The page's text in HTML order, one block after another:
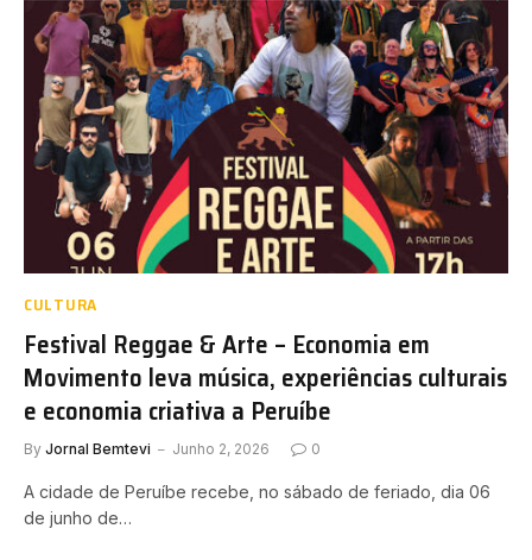
CULTURA
Festival Reggae & Arte – Economia em
Movimento leva música, experiências culturais
e economia criativa a Peruíbe
By Jornal Bemtevi Junho 2, 2026 0
A cidade de Peruíbe recebe, no sábado de feriado, dia 06
de junho de…